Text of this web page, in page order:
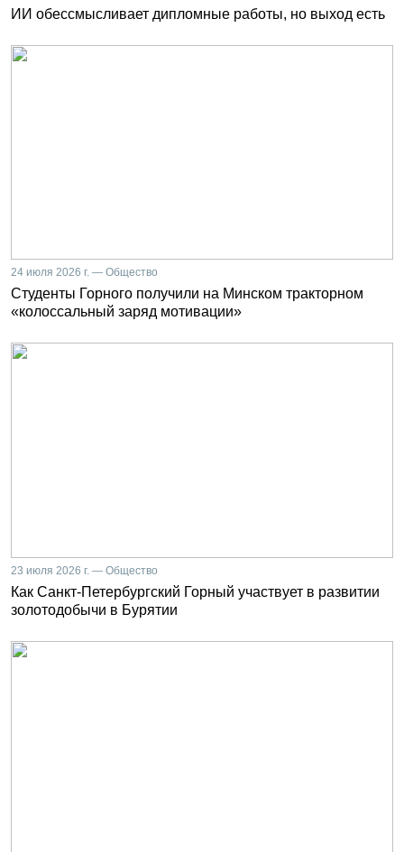
ИИ обессмысливает дипломные работы, но выход есть
24 июля 2026 г. — Общество
Студенты Горного получили на Минском тракторном
«колоссальный заряд мотивации»
23 июля 2026 г. — Общество
Как Санкт-Петербургский Горный участвует в развитии
золотодобычи в Бурятии